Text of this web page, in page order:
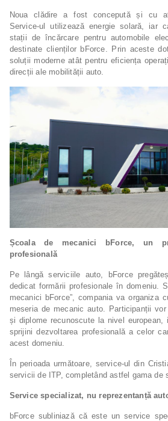
Noua clădire a fost concepută și cu
Service-ul utilizează energie solară, iar
stații de încărcare pentru automobile
destinate clienților bForce. Prin aceste
soluții moderne atât pentru eficiența
direcții ale mobilității auto.
Școala de mecanici bForce, un
profesională
Pe lângă serviciile auto, bForce
dedicat formării profesionale în domeniu.
mecanici bForce”, compania va organiza
meseria de mecanic auto. Participanții
și diplome recunoscute la nivel
sprijini dezvoltarea profesională a celor
acest domeniu.
În perioada următoare, service-ul din
servicii de ITP, completând astfel gama de
Service specializat, nu reprezentanță
bForce subliniază că este un service